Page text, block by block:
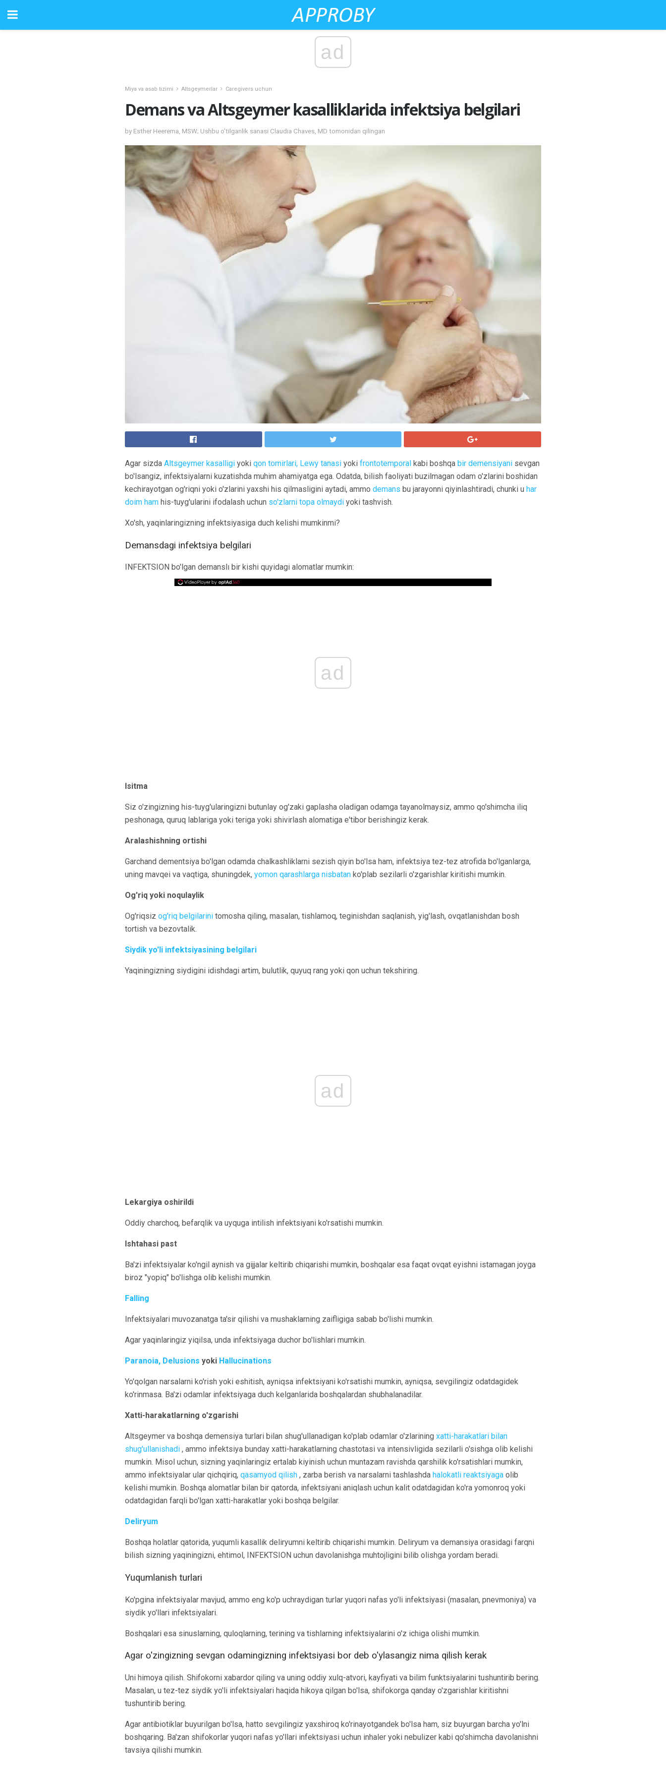
ad
Miya va asab tizimi Altsgeymerlar Caregivers uchun
Demans va Altsgeymer kasalliklarida infektsiya belgilari
by Esther Heerema, MSW; Ushbu o'tilganlik sanasi Claudia Chaves, MD tomonidan qilingan
Agar sizda Altsgeymer kasalligi yoki qon tomirlari, Lewy tanasi yoki frontotemporal kabi boshqa bir demensiyani sevgan
bo'lsangiz, infektsiyalarni kuzatishda muhim ahamiyatga ega. Odatda, bilish faoliyati buzilmagan odam o'zlarini boshidan
kechirayotgan og'riqni yoki o'zlarini yaxshi his qilmasligini aytadi, ammo demans bu jarayonni qiyinlashtiradi, chunki u har
doim ham his-tuyg'ularini ifodalash uchun so'zlarni topa olmaydi yoki tashvish.
Xo'sh, yaqinlaringizning infektsiyasiga duch kelishi mumkinmi?
Demansdagi infektsiya belgilari
INFEKTSION bo'lgan demanslı bir kishi quyidagi alomatlar mumkin:
ad
Isitma
Siz o'zingizning his-tuyg'ularingizni butunlay og'zaki gaplasha oladigan odamga tayanolmaysiz, ammo qo'shimcha iliq
peshonaga, quruq lablariga yoki teriga yoki shivirlash alomatiga e'tibor berishingiz kerak.
Aralashishning ortishi
Garchand dementsiya bo'lgan odamda chalkashliklarni sezish qiyin bo'lsa ham, infektsiya tez-tez atrofida bo'lganlarga,
uning mavqei va vaqtiga, shuningdek, yomon qarashlarga nisbatan ko'plab sezilarli o'zgarishlar kiritishi mumkin.
Og'riq yoki noqulaylik
Og'riqsiz og'riq belgilarini tomosha qiling, masalan, tishlamoq, teginishdan saqlanish, yig'lash, ovqatlanishdan bosh
tortish va bezovtalik.
Siydik yo'li infektsiyasining belgilari
Yaqiningizning siydigini idishdagi artim, bulutlik, quyuq rang yoki qon uchun tekshiring.
ad
Lekargiya oshirildi
Oddiy charchoq, befarqlik va uyquga intilish infektsiyani ko'rsatishi mumkin.
Ishtahasi past
Ba'zi infektsiyalar ko'ngil aynish va gijjalar keltirib chiqarishi mumkin, boshqalar esa faqat ovqat eyishni istamagan joyga
biroz "yopiq" bo'lishga olib kelishi mumkin.
Falling
Infektsiyalari muvozanatga ta'sir qilishi va mushaklarning zaifligiga sabab bo'lishi mumkin.
Agar yaqinlaringiz yiqilsa, unda infektsiyaga duchor bo'lishlari mumkin.
Paranoia, Delusions yoki Hallucinations
Yo'qolgan narsalarni ko'rish yoki eshitish, ayniqsa infektsiyani ko'rsatishi mumkin, ayniqsa, sevgilingiz odatdagidek
ko'rinmasa. Ba'zi odamlar infektsiyaga duch kelganlarida boshqalardan shubhalanadilar.
Xatti-harakatlarning o'zgarishi
Altsgeymer va boshqa demensiya turlari bilan shug'ullanadigan ko'plab odamlar o'zlarining xatti-harakatlari bilan
shug'ullanishadi , ammo infektsiya bunday xatti-harakatlarning chastotasi va intensivligida sezilarli o'sishga olib kelishi
mumkin. Misol uchun, sizning yaqinlaringiz ertalab kiyinish uchun muntazam ravishda qarshilik ko'rsatishlari mumkin,
ammo infektsiyalar ular qichqiriq, qasamyod qilish , zarba berish va narsalarni tashlashda halokatli reaktsiyaga olib
kelishi mumkin. Boshqa alomatlar bilan bir qatorda, infektsiyani aniqlash uchun kalit odatdagidan ko'ra yomonroq yoki
odatdagidan farqli bo'lgan xatti-harakatlar yoki boshqa belgilar.
Deliryum
Boshqa holatlar qatorida, yuqumli kasallik deliryumni keltirib chiqarishi mumkin. Deliryum va demansiya orasidagi farqni
bilish sizning yaqiningizni, ehtimol, INFEKTSION uchun davolanishga muhtojligini bilib olishga yordam beradi.
Yuqumlanish turlari
Ko'pgina infektsiyalar mavjud, ammo eng ko'p uchraydigan turlar yuqori nafas yo'li infektsiyasi (masalan, pnevmoniya) va
siydik yo'llari infektsiyalari.
Boshqalari esa sinuslarning, quloqlarning, terining va tishlarning infektsiyalarini o'z ichiga olishi mumkin.
Agar o'zingizning sevgan odamingizning infektsiyasi bor deb o'ylasangiz nima qilish kerak
Uni himoya qilish. Shifokorni xabardor qiling va uning oddiy xulq-atvori, kayfiyati va bilim funktsiyalarini tushuntirib bering.
Masalan, u tez-tez siydik yo'li infektsiyalari haqida hikoya qilgan bo'lsa, shifokorga qanday o'zgarishlar kiritishni
tushuntirib bering.
Agar antibiotiklar buyurilgan bo'lsa, hatto sevgilingiz yaxshiroq ko'rinayotgandek bo'lsa ham, siz buyurgan barcha yo'lni
boshqaring. Ba'zan shifokorlar yuqori nafas yo'llari infektsiyasi uchun inhaler yoki nebulizer kabi qo'shimcha davolanishni
tavsiya qilishi mumkin.